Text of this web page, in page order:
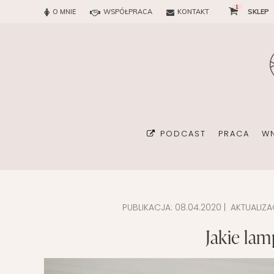
O MNIE WSPÓŁPRACA KONTAKT
1
SKLEP
PODCAST PRACA
BIURO
PUBLIKACJA: 08.04.2020 |
Jakie